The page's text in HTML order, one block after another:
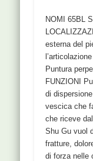
NOMI 65BL
esterna del
Puntura
FUNZIONI
di
vescica che
che riceve
Shu Gu vuol
fratture,
di forza nelle